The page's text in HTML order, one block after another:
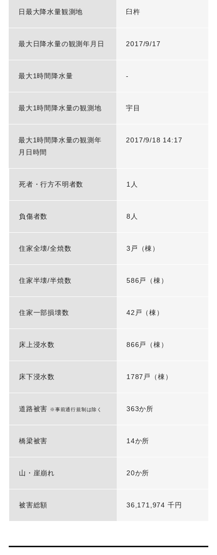
日最大降水量観測地 臼杵
最大日降水量の観測年月日 2017/9/17
最大1時間降水量 -
最大1時間降水量の観測地 宇目
最大1時間降水量の観測年
月日時間
2017/9/18 14:17
死者・行方不明者数 1人
負傷者数 8人
住家全壊/全焼数 3戸（棟）
住家半壊/半焼数 586戸（棟）
住家一部損壊数 42戸（棟）
床上浸水数 866戸（棟）
床下浸水数 1787戸（棟）
道路被害 ※事前通行規制は除く 363か所
橋梁被害 14か所
山・崖崩れ 20か所
被害総額 36,171,974 千円